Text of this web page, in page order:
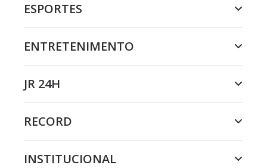
ESPORTES
ENTRETENIMENTO
JR 24H
RECORD
INSTITUCIONAL